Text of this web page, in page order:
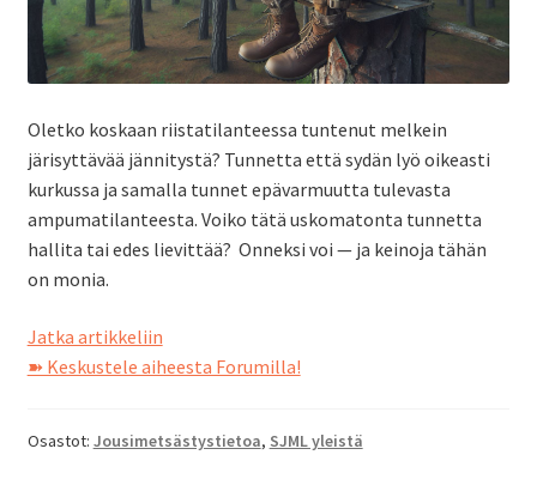
Oletko koskaan riistatilanteessa tuntenut melkein
järisyttävää jännitystä? Tunnetta että sydän lyö oikeasti
kurkussa ja samalla tunnet epävarmuutta tulevasta
ampumatilanteesta. Voiko tätä uskomatonta tunnetta
hallita tai edes lievittää? Onneksi voi — ja keinoja tähän
on monia.
Jatka artikkeliinMiten
pysyä
➽ Keskustele aiheesta Forumilla!
Osastot: Jousimetsästystietoa, SJML yleistä